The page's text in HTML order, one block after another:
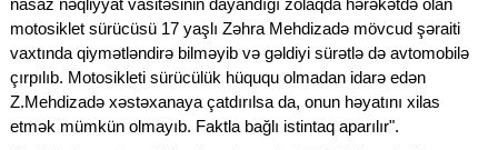
motosiklet sürücüsü 17 yaşlı Zəhra Mehdizadə mövcud şəraiti
vaxtında qiymətləndirə bilməyib və gəldiyi sürətlə də avtomobilə
çırpılıb. Motosikleti sürücülük hüququ olmadan idarə edən
Z.Mehdizadə xəstəxanaya çatdırılsa da, onun həyatını xilas
etmək mümkün olmayıb. Faktla bağlı istintaq aparılır".